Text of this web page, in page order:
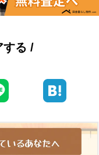
する /